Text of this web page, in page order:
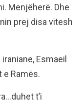
Menjëherë. Dhe
prej disa vitesh
Esmaeil
e Ramës.
t’i